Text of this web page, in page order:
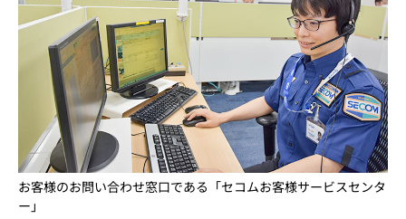
お客様のお問い合わせ窓口である「セコムお客様サービスセンタ
ー」